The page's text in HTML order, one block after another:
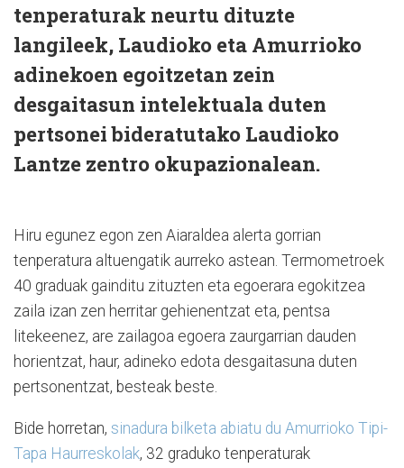
tenperaturak neurtu dituzte
langileek, Laudioko eta Amurrioko
adinekoen egoitzetan zein
desgaitasun intelektuala duten
pertsonei bideratutako Laudioko
Lantze zentro okupazionalean.
Hiru egunez egon zen Aiaraldea alerta gorrian
tenperatura altuengatik aurreko astean. Termometroek
40 graduak gainditu zituzten eta egoerara egokitzea
zaila izan zen herritar gehienentzat eta, pentsa
litekeenez, are zailagoa egoera zaurgarrian dauden
horientzat, haur, adineko edota desgaitasuna duten
pertsonentzat, besteak beste.
Bide horretan, sinadura bilketa abiatu du Amurrioko Tipi-
Tapa Haurreskolak, 32 graduko tenperaturak